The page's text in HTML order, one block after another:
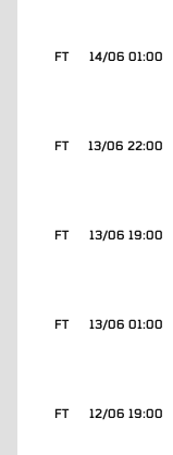
14/06 01:00
FT
13/06 22:00
FT
13/06 19:00
FT
13/06 01:00
FT
12/06 19:00
FT